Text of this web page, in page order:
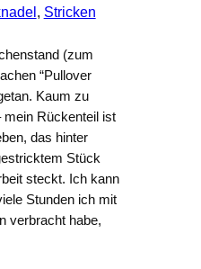
, Stricken
(zum
“Pullover
Kaum zu
mein Rückenteil ist
das hinter
Stück
steckt. Ich kann
Stunden ich mit
verbracht habe,